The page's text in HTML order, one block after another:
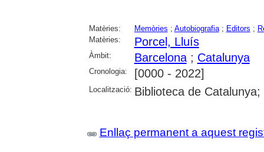
Matèries: Memòries ; Autobiografia; Editors ;
Matèries:
Porcel, Lluís
Àmbit: Barcelona; Catalunya
Cronologia: [0000 - 2022]
Localització: Biblioteca de
Enllaç permanent a aquest